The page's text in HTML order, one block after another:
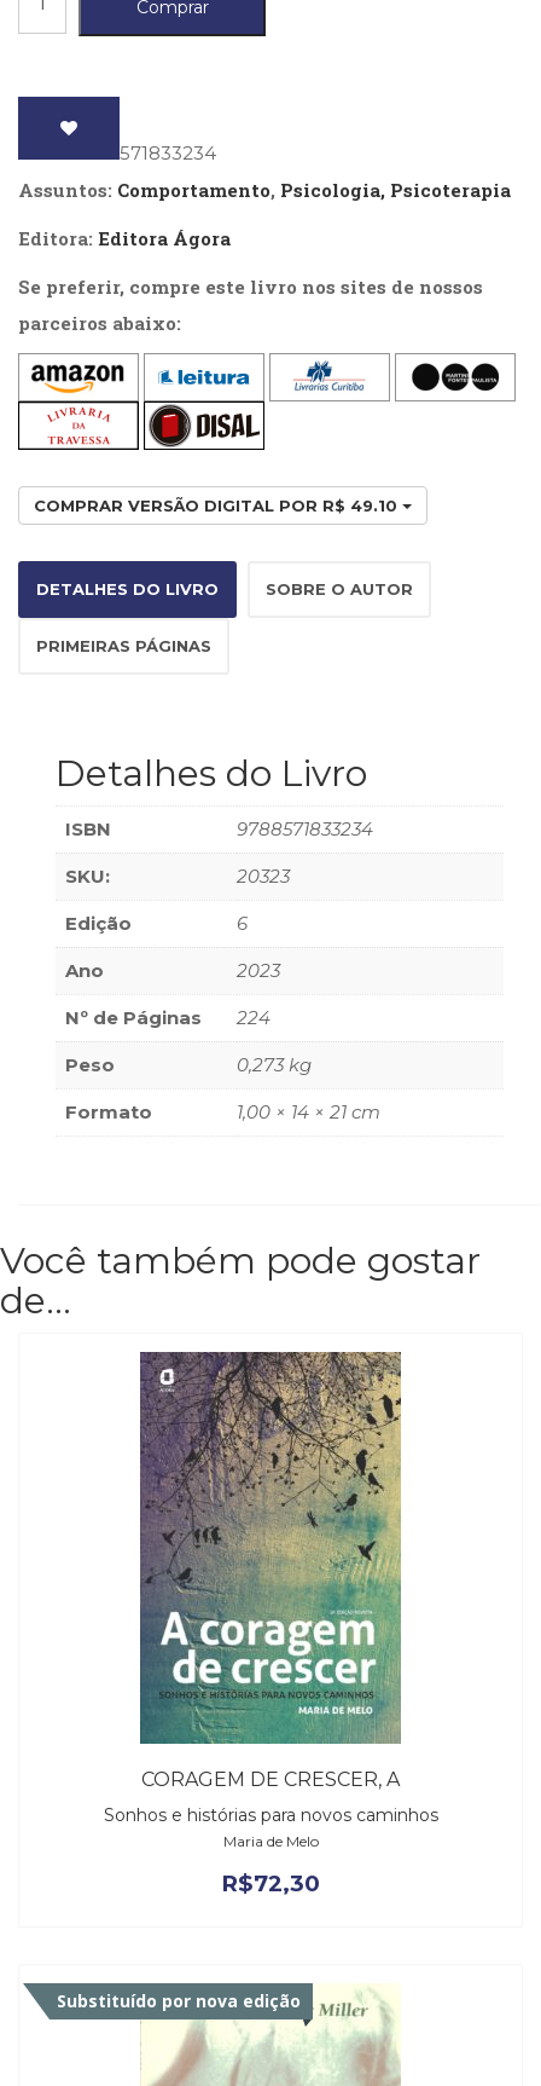
Rádio
(8)
Relações
Públicas
Comunicação
(31)
Religião,
Filosofia
(63)
Saúde
(132)
categoria
(0)
(22)
Treinamento
RH
(65)
Turismo
(1)
Vida
Prática
(32)
materno,
revista
e
ampliada
quantidade
Comprar
: 9788571833234
Assuntos: Comportamento, Psicologia, Psicoterapia
Editora: Editora Ágora
Se preferir, compre este livro nos sites de nossos
parceiros abaixo:
COMPRAR VERSÃO DIGITAL POR R$ 49.10
DETALHES DO LIVRO SOBRE O AUTOR
PRIMEIRAS PÁGINAS
Detalhes do Livro
ISBN 9788571833234
SKU: 20323
Edição 6
Ano 2023
Nº de Páginas 224
Peso 0,273 kg
Formato 1,00 × 14 × 21 cm
Você também pode gostar
de…
CORAGEM DE CRESCER, A
Sonhos e histórias para novos caminhos
Maria de Melo
R$72,30
Substituído por nova edição